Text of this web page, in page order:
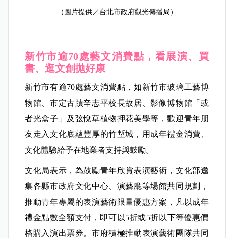
（圖片提供／台北市政府觀光傳播局）
新竹市逾70處藝文消費點，看展演、買
書、逛文創拋好康
新竹市有逾70處藝文消費點，如新竹市玻璃工藝博
物館、市定古蹟辛志平校長故居、影像博物館「或
者光盒子」及弦悅草植物押花美學等，歡迎青年朋
友走入文化底蘊豐厚的竹塹城，用成年禮金消費、
文化體驗給予在地業者支持與鼓勵。
文化局表示，為鼓勵青年欣賞表演藝術，文化部邀
集各縣市政府文化中心、演藝廳等場館共同規劃，
推動青年專屬的表演藝術限量優惠方案，凡以成年
禮金點數全額支付，即可以5折或5折以下等優惠價
格購入演出票券。市府積極推動表演藝術團隊共同